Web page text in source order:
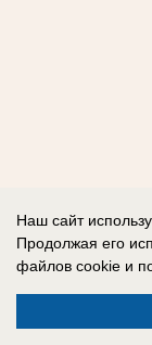
Наш сайт
Продолжая его
файлов cookie и